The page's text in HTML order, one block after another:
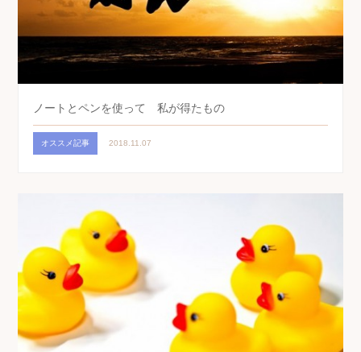
ノートとペンを使って 私が得たもの
オススメ記事 2018.11.07